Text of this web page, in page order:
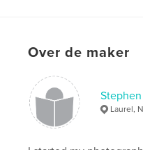
Over de maker
Laurel,